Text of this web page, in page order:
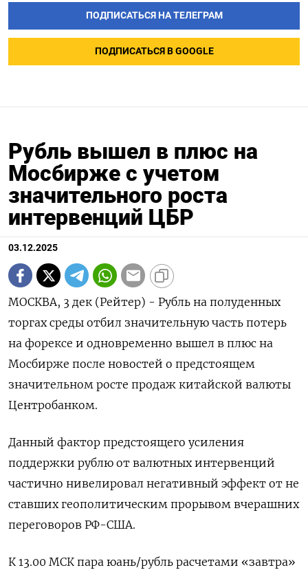
ПОДПИСАТЬСЯ НА ТЕЛЕГРАМ
ПОДПИСАТЬСЯ В GOOGLE
Рубль вышел в плюс на
Мосбирже с учетом
значительного роста
интервенций ЦБР
03.12.2025
МОСКВА, 3 дек (Рейтер) - Рубль на полуденных
торгах среды отбил значительную часть потерь
на форексе и одновременно вышел в плюс на
Мосбирже после новостей о предстоящем
значительном росте продаж китайской валюты
Центробанком.
Данный фактор предстоящего усиления
поддержки рублю от валютных интервенций
частично нивелировал негативный эффект от не
ставших геополитическим прорывом вчерашних
переговоров РФ-США.
К 13.00 МСК пара юань/рубль расчетами «завтра»